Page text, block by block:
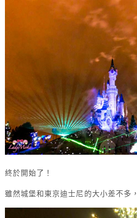
終於開始了！
雖然城堡和東京迪士尼的大小差不多